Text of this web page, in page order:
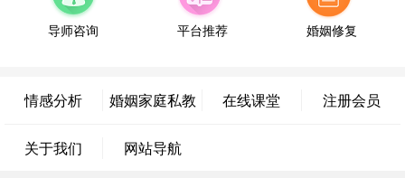
微信用户 凌乱小羊 通过此页面咨询，已获得专属情
辽宁-大连 176****2843
39分钟前
属情感方案
导师咨询 平台推荐 婚姻修复
情感分析 婚姻家庭私教 在线课堂 注册会员
关于我们 网站导航